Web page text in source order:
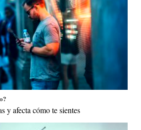
y afecta cómo te sientes